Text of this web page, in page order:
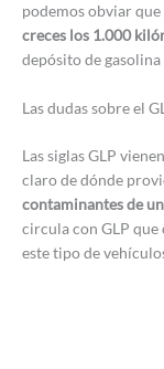
podemos obviar que
creces los 1.000
depósito de gasolina
Las dudas sobre el
Las siglas GLP
claro de dónde
contaminantes de
circula con GLP que
este tipo de